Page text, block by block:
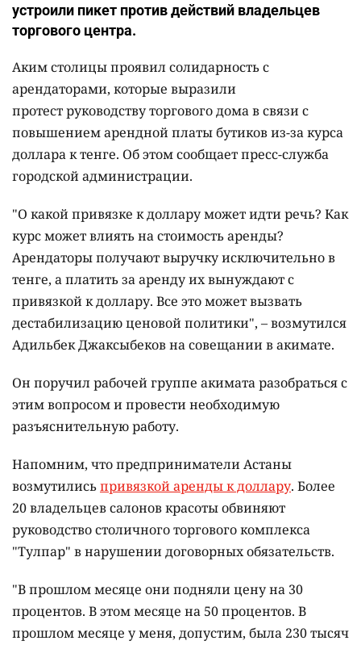
устроили пикет против действий владельцев
торгового центра.
Аким столицы проявил солидарность с
арендаторами, которые выразили
протест руководству торгового дома в связи с
повышением арендной платы бутиков из-за курса
доллара к тенге. Об этом сообщает пресс-служба
городской администрации.
"О какой привязке к доллару может идти речь? Как
курс может влиять на стоимость аренды?
Арендаторы получают выручку исключительно в
тенге, а платить за аренду их вынуждают с
привязкой к доллару. Все это может вызвать
дестабилизацию ценовой политики", – возмутился
Адильбек Джаксыбеков на совещании в акимате.
Он поручил рабочей группе акимата разобраться с
этим вопросом и провести необходимую
разъяснительную работу.
Напомним, что предприниматели Астаны
возмутилисьпривязкой аренды к доллару. Более
20 владельцев салонов красоты обвиняют
руководство столичного торгового комплекса
"Тулпар" в нарушении договорных обязательств.
"В прошлом месяце они подняли цену на 30
процентов. В этом месяце на 50 процентов. В
прошлом месяце у меня, допустим, была 230 тысяч